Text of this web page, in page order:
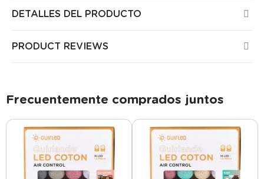
DETALLES DEL PRODUCTO
PRODUCT REVIEWS
Frecuentemente comprados juntos